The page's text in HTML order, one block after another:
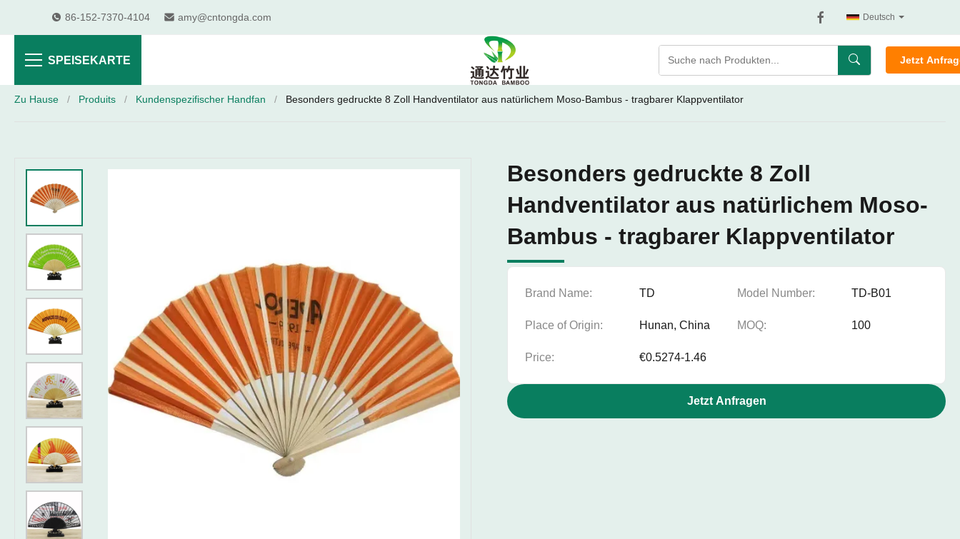
86-152-7370-4104 amy@cntongda.com Deutsch
SPEISEKARTE Jetzt
Zu Hause / Produits / Kundenspezifischer Handfan / Besonders gedruckte 8 Zoll Handventilator aus natürlichem Moso-Bambus - tragbarer Klappventilator
Besonders gedruckte 8 Zoll
Handventilator aus natürlichem Moso-
Bambus - tragbarer Klappventilator
Brand Name: TD Model Number: TD-B01
Place of Origin: Hunan, China MOQ: 100
Price: €0.5274-1.46
Jetzt Anfragen